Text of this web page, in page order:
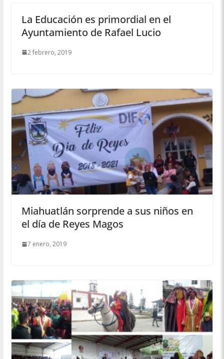
La Educación es primordial en el
Ayuntamiento de Rafael Lucio
2 febrero, 2019
Miahuatlán sorprende a sus niños en
el día de Reyes Magos
7 enero, 2019